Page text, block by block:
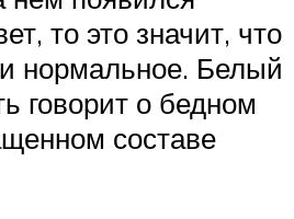
то это значит, что
нормальное. Белый
говорит о бедном
составе